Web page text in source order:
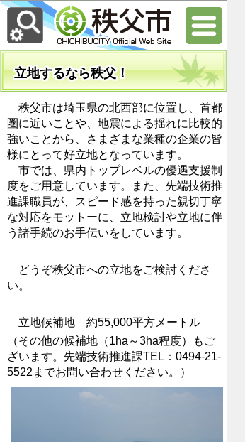
立地するなら秩父！
秩父市は埼玉県の北西部に位置し、首都
圏に近いことや、地震による揺れに比較的
強いことから、さまざまな業種の企業の皆
様にとって好立地となっています。
市では、県内トップレベルの優遇支援制
度をご用意しています。また、先端技術推
進課職員が、スピード感を持った親切丁寧
な対応をモットーに、立地検討や立地に伴
う諸手続のお手伝いをしています。
どうぞ秩父市への立地をご検討くださ
い。
立地候補地 約55,000平方メートル
（その他の候補地（1ha～3ha程度）もご
ざいます。先端技術推進課TEL： 0494-21-
5522 までお問い合わせください。）